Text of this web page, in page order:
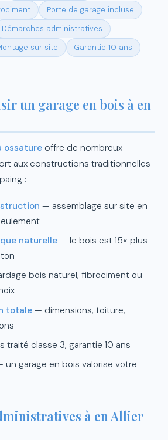
Porte de garage incluse
Démarches administratives
sur site
Garantie 10 ans
un garage en bois à en
ossature offre de nombreux
aux constructions traditionnelles
:
— assemblage sur site en
naturelle— le bois est 15× plus
bois naturel, fibrociment ou
totale— dimensions, toiture,
classe 3, garantie 10 ans
garage en bois valorise votre
à en Allier